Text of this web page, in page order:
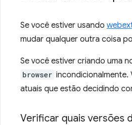
Se você estiver usando
mudar qualquer outra coisa
Se você estiver criando uma
browser incondicionalmente.
atuais que estão decidindo
Verificar quais versões